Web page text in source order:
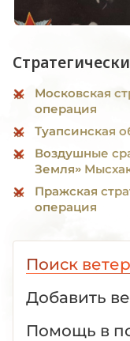
Московская
операция
Туапсинская
Воздушные
Земля»
Пражская
операция
Поиск
Добавить
Помощь в